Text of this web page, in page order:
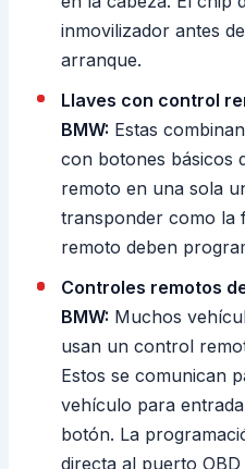
inmovilizador antes
arranque.
Llaves con control
BMW: Estas
con botones básicos
remoto en una sola
transponder como la
remoto deben
Controles remotos
BMW: Muchos
usan un control
Estos se comunican
vehículo para
botón. La
directa al puerto